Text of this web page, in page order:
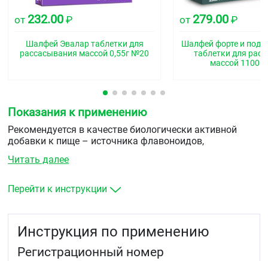
от 232.00 ₽
Шалфей Эвалар таблетки для
рассасывания массой 0,55г №20
от 279.00 ₽
Шалфей форте и
таблетки для
массой
Показания к применению
Рекомендуется в качестве биологически активной
добавки к пище – источника флавоноидов,
Читать далее
Перейти к инструкции
Инструкция по применению
Регистрационный номер